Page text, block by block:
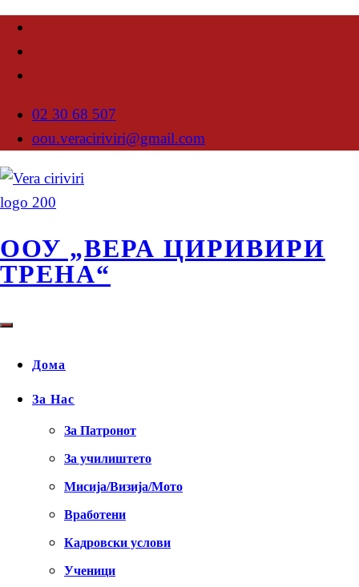
02 30 68 507
oou.veraciriviri@gmail.com
ООУ „ВЕРА ЦИРИВИРИ
ТРЕНА“
Дома
За Нас
За Патронот
За училиштето
Мисија/Визија/Мото
Вработени
Кадровски услови
Ученици